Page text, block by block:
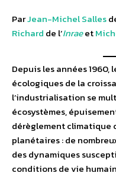
ParJean-Michel Salles
Richard de l’Inraeet
Depuis les années 1960,
écologiques de la
l’industrialisation se
écosystèmes,
dérèglement climatique
planétaires : de
des dynamiques
conditions de vie